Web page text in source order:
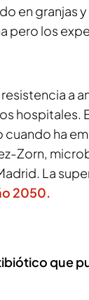
en granjas
pero los
resistencia a
hospitales.
ha
Zorn,
La
2050.
que